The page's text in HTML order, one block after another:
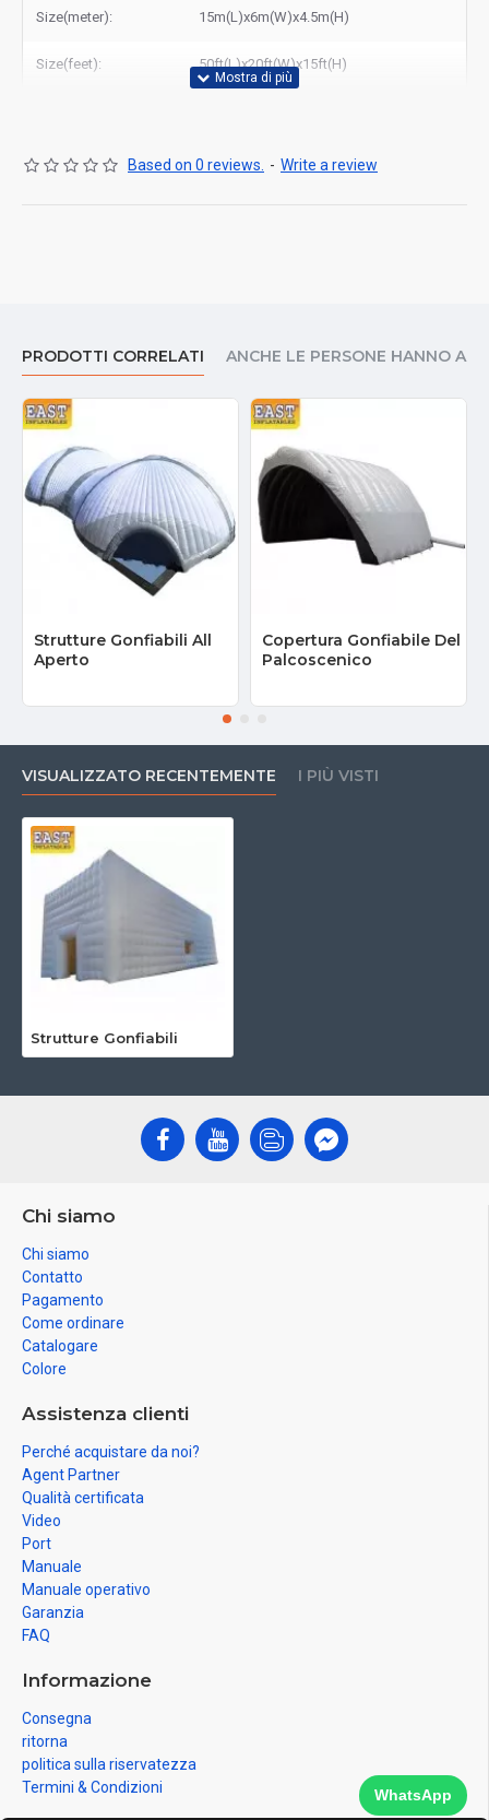
Size(meter): 15m(L)x6m(W)x4.5m(H)
Size(feet): 50ft(L)x20ft(W)x15ft(H)
Based on 0 reviews. - Write a review
PRODOTTI CORRELATI ANCHE LE PERSONE HANNO
Strutture Gonfiabili All
Aperto
Copertura Gonfiabile Del
Palcoscenico
VISUALIZZATO RECENTEMENTE I PIÙ VISTI
Strutture Gonfiabili
Chi siamo
Chi siamo
Contatto
Pagamento
Come ordinare
Catalogare
Colore
Assistenza clienti
Perché acquistare da noi?
Agent Partner
Qualità certificata
Video
Port
Manuale
Manuale operativo
Garanzia
FAQ
Informazione
Consegna
ritorna
politica sulla riservatezza
Termini & Condizioni
WhatsApp